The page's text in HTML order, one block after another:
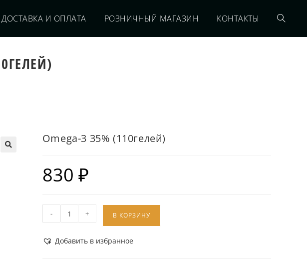
ДОСТАВКА И ОПЛАТА РОЗНИЧНЫЙ МАГАЗИН КОНТАКТЫ
Omega-3 35% (110гелей)
830 ₽
- + В КОРЗИНУ
Добавить в избранное